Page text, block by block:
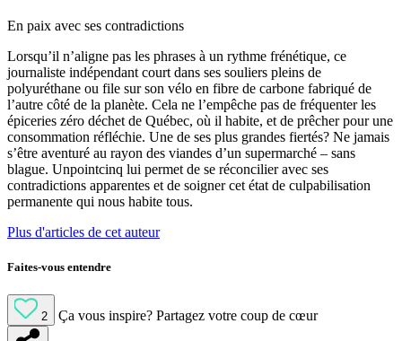
En paix avec ses contradictions
Lorsqu’il n’aligne pas les phrases à un rythme frénétique, ce
journaliste indépendant court dans ses souliers pleins de
polyuréthane ou file sur son vélo en fibre de carbone fabriqué de
l’autre côté de la planète. Cela ne l’empêche pas de fréquenter les
épiceries zéro déchet de Québec, où il habite, et de prêcher pour une
consommation réfléchie. Une de ses plus grandes fiertés? Ne jamais
s’être aventuré au rayon des viandes d’un supermarché – sans
blague. Unpointcinq lui permet de se réconcilier avec ses
contradictions apparentes et de soigner cet état de culpabilisation
permanente qui nous habite tous.
Plus d'articles de cet auteur
Faites-vous entendre
2 Ça vous inspire? Partagez votre coup de cœur